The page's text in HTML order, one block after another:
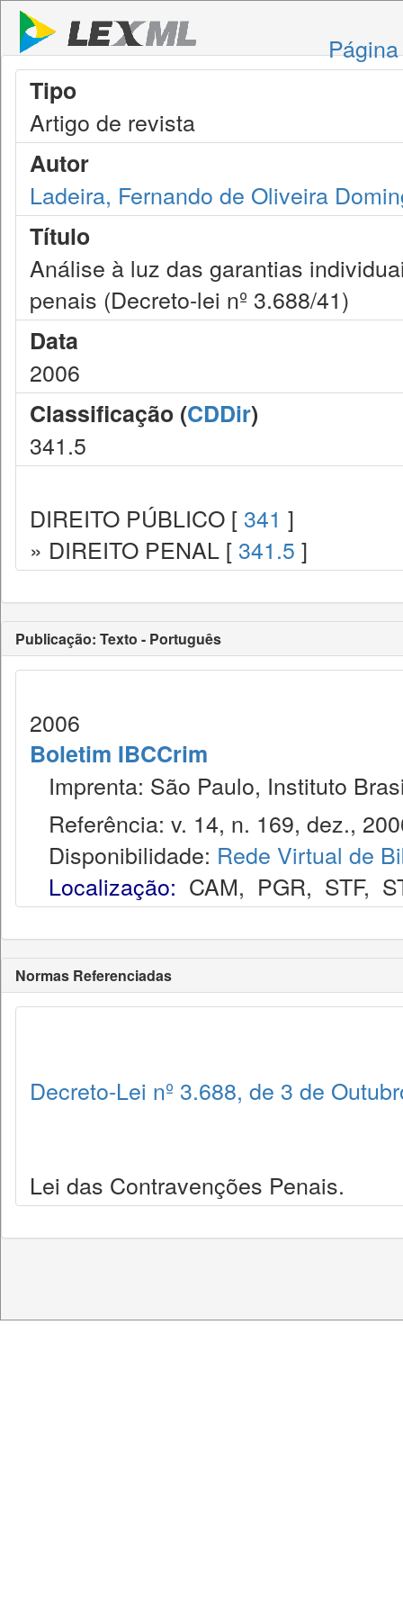
Tipo
Artigo de revista
Autor
Ladeira, Fernando de Oliveira
Título
Análise à luz das garantias
penais (Decreto-lei nº 3.688/41)
Data
2006
Classificação (CDDir)
341.5
DIREITO PÚBLICO [ 341 ]
» DIREITO PENAL [ 341.5 ]
Publicação: Texto - Português
2006
Boletim IBCCrim
Imprenta: São Paulo, Instituto
Referência: v. 14, n. 169, dez.,
Disponibilidade: Rede Virtual de
Localização: CAM, PGR, STF,
Normas Referenciadas
Decreto-Lei nº 3.688, de 3 de
Lei das Contravenções Penais.